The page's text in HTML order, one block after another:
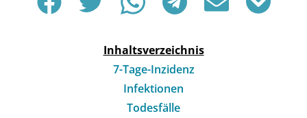
Inhaltsverzeichnis
7-Tage-Inzidenz
Infektionen
Todesfälle